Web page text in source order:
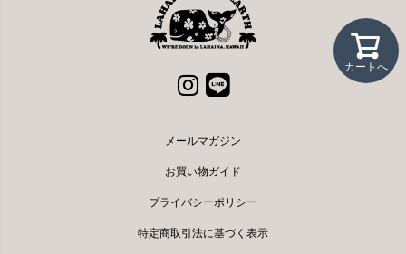
カートへ
メールマガジン
お買い物ガイド
プライバシーポリシー
特定商取引法に基づく表示